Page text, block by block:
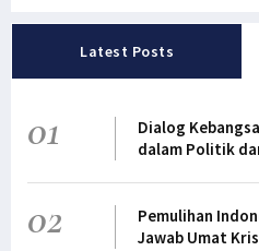
Latest Posts
01
Dialog
dalam Politik
02
Pemulihan
Jawab Umat